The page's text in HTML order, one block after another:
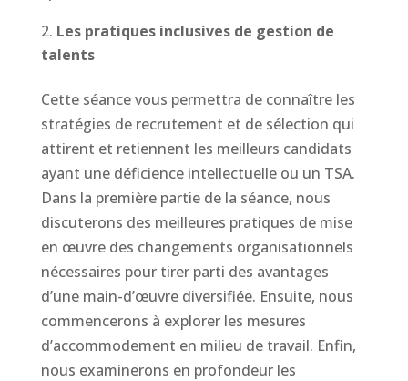
Les pratiques inclusives de gestion de
talents
Cette séance vous permettra de connaître les
stratégies de recrutement et de sélection qui
attirent et retiennent les meilleurs candidats
ayant une déficience intellectuelle ou un TSA.
Dans la première partie de la séance, nous
discuterons des meilleures pratiques de mise
en œuvre des changements organisationnels
nécessaires pour tirer parti des avantages
d’une main-d’œuvre diversifiée. Ensuite, nous
commencerons à explorer les mesures
d’accommodement en milieu de travail. Enfin,
nous examinerons en profondeur les